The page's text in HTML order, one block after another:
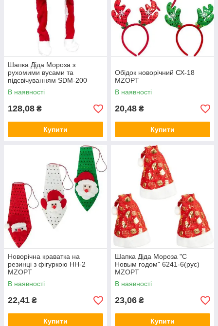
Шапка Діда Мороза з
рухомими вусами та
підсвічуванням SDM-200
MZOPT
В наявності
128,08 ₴
Купити
Обідок новорічний СХ-18
MZOPT
В наявності
20,48 ₴
Купити
Новорічна краватка на
резинці з фігуркою HH-2
MZOPT
В наявності
22,41 ₴
Купити
Шапка Діда Мороза "С
Новым годом" 6241-6(рус)
MZOPT
В наявності
23,06 ₴
Купити